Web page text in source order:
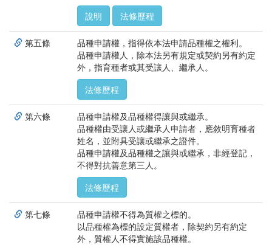
說明
法條歷程
第五條
品種申請權，指得依本法申請品種權之權利。
品種申請權人，除本法另有規定或契約另有約定
外，指育種者或其受讓人、繼承人。
法條歷程
第六條
品種申請權及品種權得讓與或繼承。
品種權由受讓人或繼承人申請者，應敘明育種者
姓名，並附具受讓或繼承之證件。
品種申請權及品種權之讓與或繼承，非經登記，
不得對抗善意第三人。
法條歷程
第七條
品種申請權不得為質權之標的。
以品種權為標的設定質權者，除契約另有約定
外，質權人不得實施該品種權。